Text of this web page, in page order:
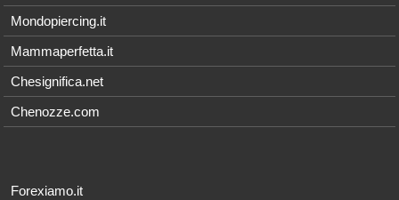
Mondopiercing.it
Mammaperfetta.it
Chesignifica.net
Chenozze.com
Forexiamo.it